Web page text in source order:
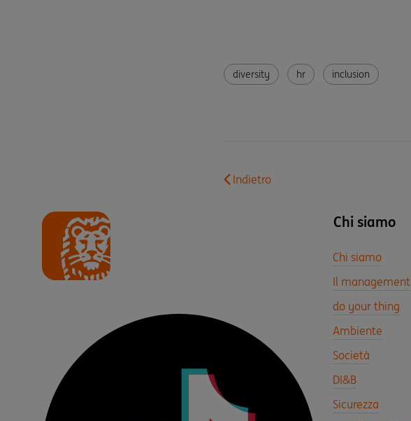
diversity hr inclusion
Indietro
Chi siamo
Chi siamo
Il management
do your thing
Ambiente
Società
DI&B
Sicurezza